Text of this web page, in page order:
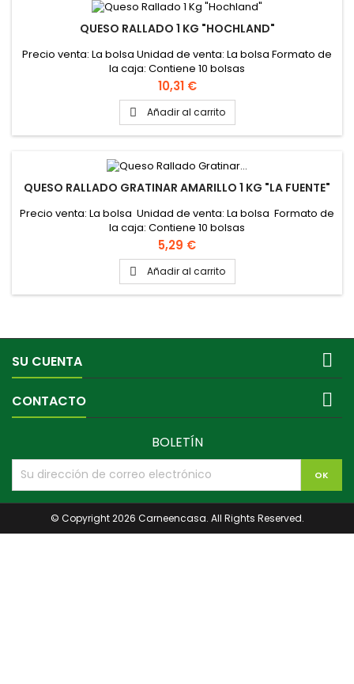
QUESO RALLADO 1 KG "HOCHLAND"
Precio venta: La bolsa Unidad de venta: La bolsa Formato de
la caja: Contiene 10 bolsas
Precio
10,31 €
 Añadir al carrito
QUESO RALLADO GRATINAR AMARILLO 1 KG "LA FUENTE"
Precio venta: La bolsa Unidad de venta: La bolsa Formato de
la caja: Contiene 10 bolsas
Precio
5,29 €
 Añadir al carrito
SU CUENTA 
CONTACTO 
BOLETÍN
© Copyright 2026 Carneencasa. All Rights Reserved.